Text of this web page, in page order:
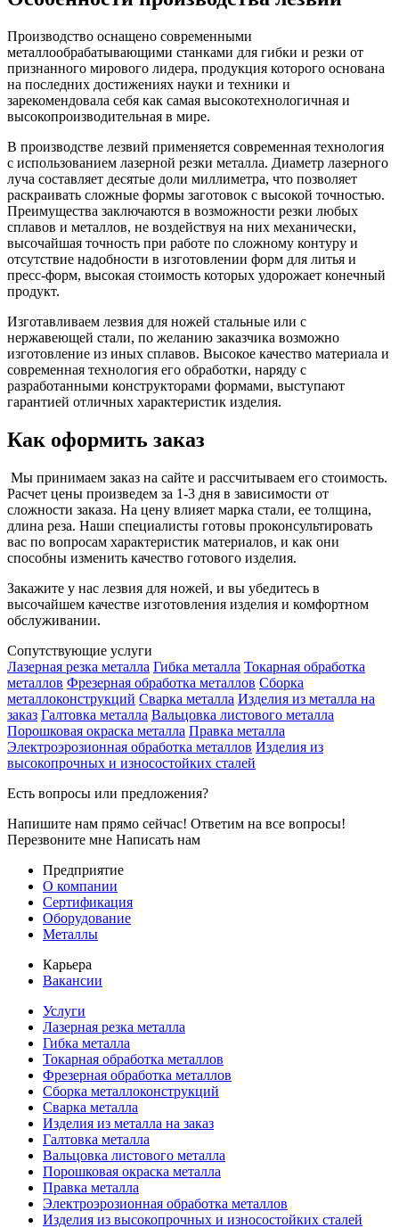
Производство оснащено современными
металлообрабатывающими станками для гибки и резки от
признанного мирового лидера, продукция которого основана
на последних достижениях науки и техники и
зарекомендовала себя как самая высокотехнологичная и
высокопроизводительная в мире.
В производстве лезвий применяется современная технология
с использованием лазерной резки металла. Диаметр лазерного
луча составляет десятые доли миллиметра, что позволяет
раскраивать сложные формы заготовок с высокой точностью.
Преимущества заключаются в возможности резки любых
сплавов и металлов, не воздействуя на них механически,
высочайшая точность при работе по сложному контуру и
отсутствие надобности в изготовлении форм для литья и
пресс-форм, высокая стоимость которых удорожает конечный
продукт.
Изготавливаем лезвия для ножей стальные или с
нержавеющей стали, по желанию заказчика возможно
изготовление из иных сплавов. Высокое качество материала и
современная технология его обработки, наряду с
разработанными конструкторами формами, выступают
гарантией отличных характеристик изделия.
Как оформить заказ
Мы принимаем заказ на сайте и рассчитываем его стоимость.
Расчет цены произведем за 1-3 дня в зависимости от
сложности заказа. На цену влияет марка стали, ее толщина,
длина реза. Наши специалисты готовы проконсультировать
вас по вопросам характеристик материалов, и как они
способны изменить качество готового изделия.
Закажите у нас лезвия для ножей, и вы убедитесь в
высочайшем качестве изготовления изделия и комфортном
обслуживании.
Сопутствующие услуги
Лазерная резка металла Гибка металла Токарная обработка
металлов Фрезерная обработка металлов Сборка
металлоконструкций Сварка металла Изделия из металла на
заказ Галтовка металла Вальцовка листового металла
Порошковая окраска металла Правка металла
Электроэрозионная обработка металлов Изделия из
высокопрочных и износостойких сталей
Есть вопросы или предложения?
Напишите нам прямо сейчас! Ответим на все вопросы!
Перезвоните мне Написать нам
Предприятие
О компании
Сертификация
Оборудование
Металлы
Карьера
Вакансии
Услуги
Лазерная резка металла
Гибка металла
Токарная обработка металлов
Фрезерная обработка металлов
Сборка металлоконструкций
Сварка металла
Изделия из металла на заказ
Галтовка металла
Вальцовка листового металла
Порошковая окраска металла
Правка металла
Электроэрозионная обработка металлов
Изделия из высокопрочных и износостойких сталей